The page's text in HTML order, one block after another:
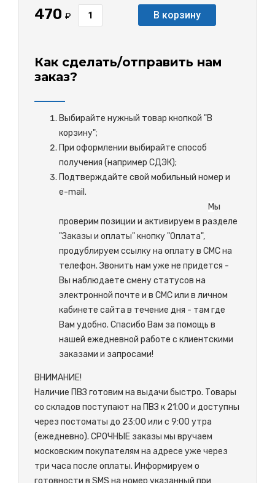
470 ₽ В корзину
Как сделать/отправить нам
заказ?
Выбирайте нужный товар кнопкой "В
корзину";
При оформлении выбирайте способ
получения (например СДЭК);
Подтверждайте свой мобильный номер и
e-mail.
Мы
проверим позиции и активируем в разделе
"Заказы и оплаты" кнопку "Оплата",
продублируем ссылку на оплату в СМС на
телефон. Звонить нам уже не придется -
Вы наблюдаете смену статусов на
электронной почте и в СМС или в личном
кабинете сайта в течение дня - там где
Вам удобно. Спасибо Вам за помощь в
нашей ежедневной работе с клиентскими
заказами и запросами!
ВНИМАНИЕ!
Наличие ПВЗ готовим на выдачи быстро. Товары
со складов поступают на ПВЗ к 21:00 и доступны
через постоматы до 23:00 или с 9:00 утра
(ежедневно). СРОЧНЫЕ заказы мы вручаем
московским покупателям на адресе уже через
три часа после оплаты. Информируем о
готовности в SMS на номер указанный при